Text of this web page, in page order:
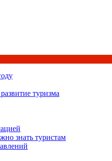
туризма
знать туристам